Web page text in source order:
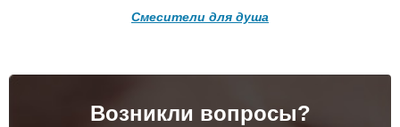
Смесители для душа
Возникли вопросы?